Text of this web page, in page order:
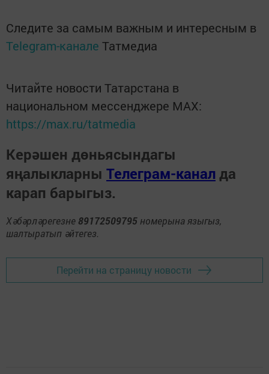
Следите за самым важным и интересным в
Telegram-канале Татмедиа
Читайте новости Татарстана в
национальном мессенджере MАХ:
https://max.ru/tatmedia
Керәшен дөньясындагы
яңалыкларны Телеграм-канал да
карап барыгыз.
Хәбәрләрегезне 89172509795 номерына языгыз,
шалтыратып әйтегез.
Перейти на страницу новости